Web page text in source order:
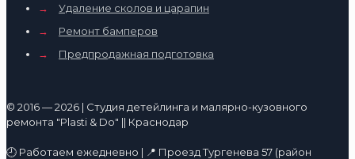
→
Удаление сколов и царапин
→
Ремонт бамперов
→
Предпродажная подготовка
© 2016 — 2026 | Студия детейлинга и малярно-кузовного
ремонта "Plasti & Do" || Краснодар
🕘 Работаем ежедневно | 📍 Проезд Тургенева 57 (район